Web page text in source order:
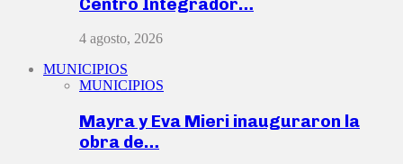
4 agosto, 2026
MUNICIPIOS
MUNICIPIOS
Mayra y Eva Mieri inauguraron la
obra de…